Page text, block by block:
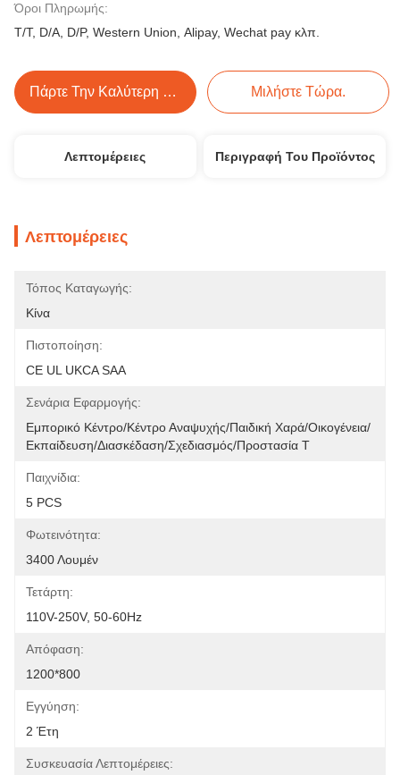
Όροι Πληρωμής:
T/T, D/A, D/P, Western Union, Alipay, Wechat pay κλπ.
Πάρτε Την Καλύτερη Τιμή Μιλήστε Τώρα.
Λεπτομέρειες Περιγραφή Του Προϊόντος
Λεπτομέρειες
Τόπος Καταγωγής:
Κίνα
Πιστοποίηση:
CE UL UKCA SAA
Σενάρια Εφαρμογής:
Εμπορικό Κέντρο/κέντρο Αναψυχής/παιδική Χαρά/οικογένεια/
Εκπαίδευση/διασκέδαση/σχεδιασμός/προστασία Τ
Παιχνίδια:
5 PCS
Φωτεινότητα:
3400 Λουμέν
Τετάρτη:
110V-250V, 50-60Hz
Απόφαση:
1200*800
Εγγύηση:
2 Έτη
Συσκευασία Λεπτομέρειες: